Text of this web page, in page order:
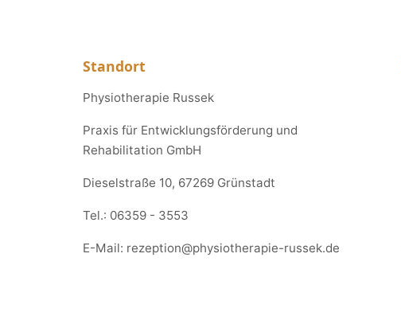
Standort
Physiotherapie Russek
Praxis für Entwicklungsförderung und
Rehabilitation GmbH
Dieselstraße 10, 67269 Grünstadt
Tel.: 06359 - 3553
E-Mail: rezeption@physiotherapie-russek.de